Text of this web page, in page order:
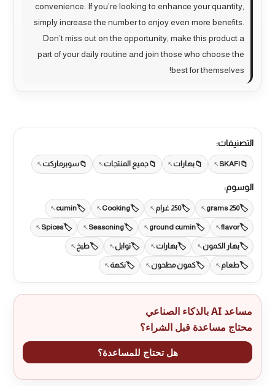
convenience. If you’re looking to enhance your quantity,
simply increase the number to enjoy even more benefits.
Don’t miss out on the opportunity; make this product a
part of your daily routine and join those who choose the
best for themselves!
التصنيفات:
SKAFI بهارات جميع المنتجات سوبرماركت
الوسوم:
250 grams 250 غرام Cooking
cumin
flavor
ground cumin
Seasoning
Spices
بهار الكمون بهارات توابل طبخ
طعام كمون مطحون نكهة
مساعد AI بالذكاء الصناعي
محتاج مساعدة قبل الشراء؟
هل تحتاج للمساعدة؟